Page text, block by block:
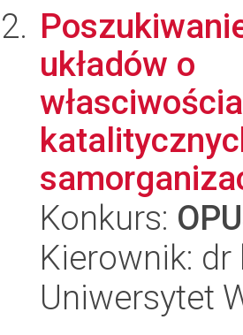
układów o
Konkurs:
Kierownik:
Uniwersytet